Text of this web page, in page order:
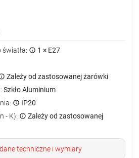
1 × E27
Zależy od zastosowanej żarówki
Szkło Aluminium
IP20
- K):
Zależy od zastosowanej
techniczne i wymiary